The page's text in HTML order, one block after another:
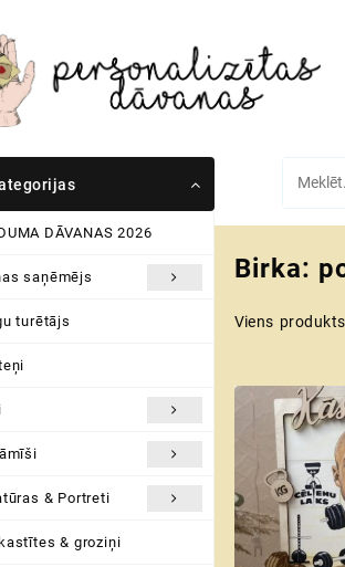
DĀVANAS 2026
saņēmējs
turētājs
& Portreti
& groziņi
Birka:
Viens produkts